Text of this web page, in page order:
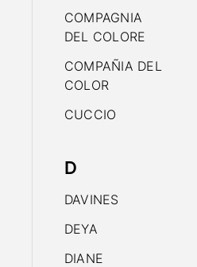
COMPAGNIA
DEL COLORE
COMPAÑIA DEL
COLOR
CUCCIO
D
DAVINES
DEYA
DIANE